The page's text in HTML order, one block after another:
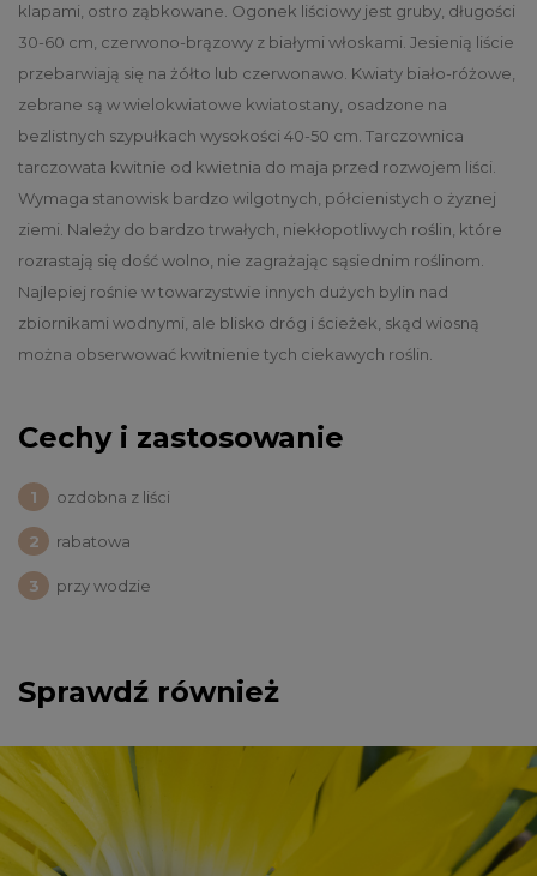
klapami, ostro ząbkowane. Ogonek liściowy jest gruby, długości
30-60 cm, czerwono-brązowy z białymi włoskami. Jesienią liście
przebarwiają się na żółto lub czerwonawo. Kwiaty biało-różowe,
zebrane są w wielokwiatowe kwiatostany, osadzone na
bezlistnych szypułkach wysokości 40-50 cm. Tarczownica
tarczowata kwitnie od kwietnia do maja przed rozwojem liści.
Wymaga stanowisk bardzo wilgotnych, półcienistych o żyznej
ziemi. Należy do bardzo trwałych, niekłopotliwych roślin, które
rozrastają się dość wolno, nie zagrażając sąsiednim roślinom.
Najlepiej rośnie w towarzystwie innych dużych bylin nad
zbiornikami wodnymi, ale blisko dróg i ścieżek, skąd wiosną
można obserwować kwitnienie tych ciekawych roślin.
Cechy i zastosowanie
ozdobna z liści
rabatowa
przy wodzie
Sprawdź również